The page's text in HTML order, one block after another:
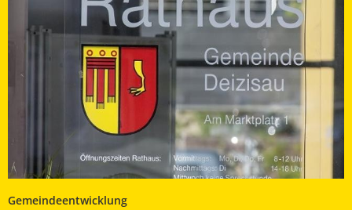
Gemeindeentwicklung